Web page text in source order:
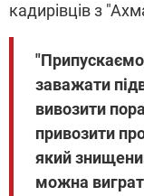
кадирівців з
заважати
вивозити
привозити
який
можна